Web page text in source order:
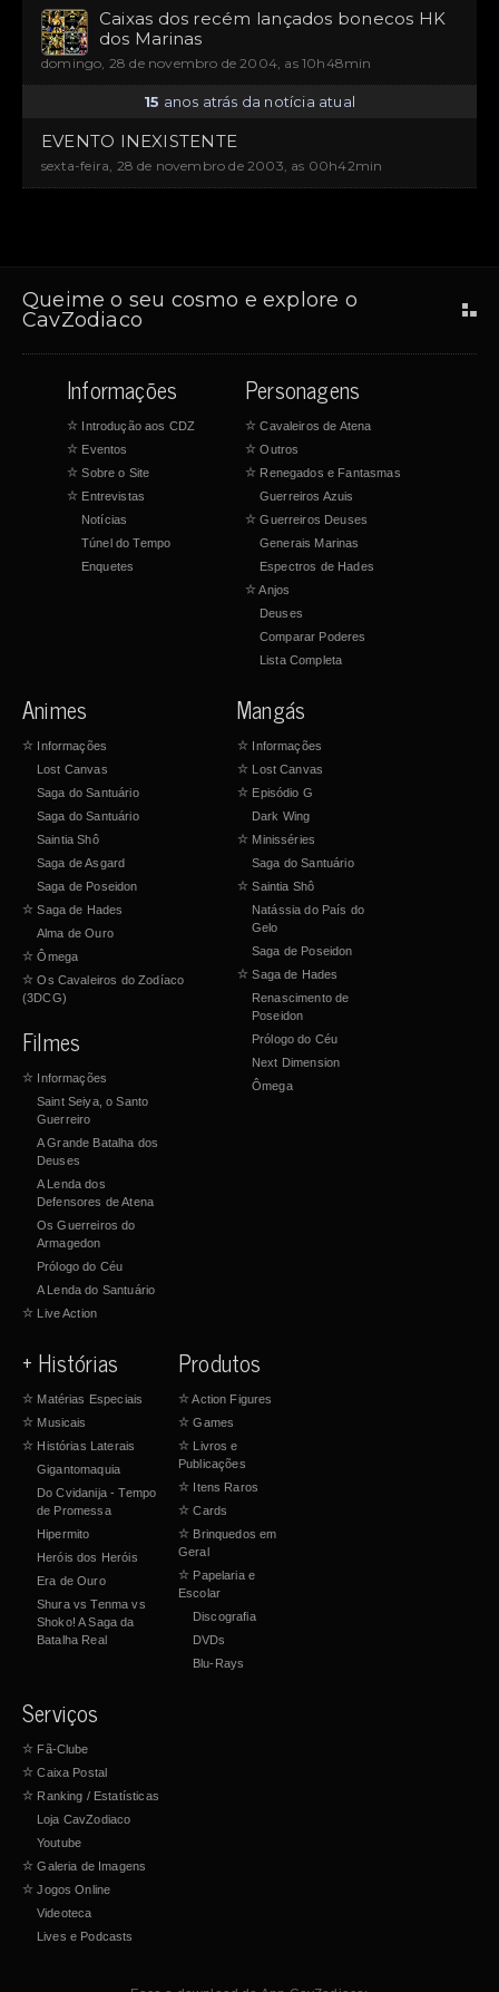
Caixas dos recém lançados bonecos HK
dos Marinas
domingo, 28 de novembro de 2004, as 10h48min
15 anos atrás da notícia atual
EVENTO INEXISTENTE
sexta-feira, 28 de novembro de 2003, as 00h42min
Queime o seu cosmo e explore o
CavZodiaco
Informações
☆ Introdução aos CDZ
☆ Eventos
☆ Sobre o Site
☆ Entrevistas
Notícias
Túnel do Tempo
Enquetes
Personagens
☆ Cavaleiros de Atena
☆ Outros
☆ Renegados e Fantasmas
Guerreiros Azuis
☆ Guerreiros Deuses
Generais Marinas
Espectros de Hades
☆Anjos
Deuses
Comparar Poderes
Lista Completa
Animes
☆ Informações
Lost Canvas
Saga do Santuário
Saga do Santuário
Saintia Shô
Saga de Asgard
Saga de Poseidon
☆ Saga de Hades
Alma de Ouro
☆ Ômega
☆ Os Cavaleiros do Zodíaco
(3DCG)
Filmes
☆ Informações
Saint Seiya, o Santo
Guerreiro
A Grande Batalha dos
Deuses
A Lenda dos
Defensores de Atena
Os Guerreiros do
Armagedon
Prólogo do Céu
A Lenda do Santuário
☆ Live Action
Mangás
☆ Informações
☆ Lost Canvas
☆ Episódio G
Dark Wing
☆ Minisséries
Saga do Santuário
☆ Saintia Shô
Natássia do País do
Gelo
Saga de Poseidon
☆ Saga de Hades
Renascimento de
Poseidon
Prólogo do Céu
Next Dimension
Ômega
+ Histórias
☆ Matérias Especiais
☆ Musicais
☆ Histórias Laterais
Gigantomaquia
Do Cvidanija - Tempo
de Promessa
Hipermito
Heróis dos Heróis
Era de Ouro
Shura vs Tenma vs
Shoko! A Saga da
Batalha Real
Produtos
☆Action Figures
☆ Games
☆ Livros e
Publicações
☆ Itens Raros
☆ Cards
☆ Brinquedos em
Geral
☆ Papelaria e
Escolar
Discografia
DVDs
Blu-Rays
Serviços
☆ Fã-Clube
☆ Caixa Postal
☆ Ranking / Estatísticas
Loja CavZodiaco
Youtube
☆ Galeria de Imagens
☆ Jogos Online
Videoteca
Lives e Podcasts